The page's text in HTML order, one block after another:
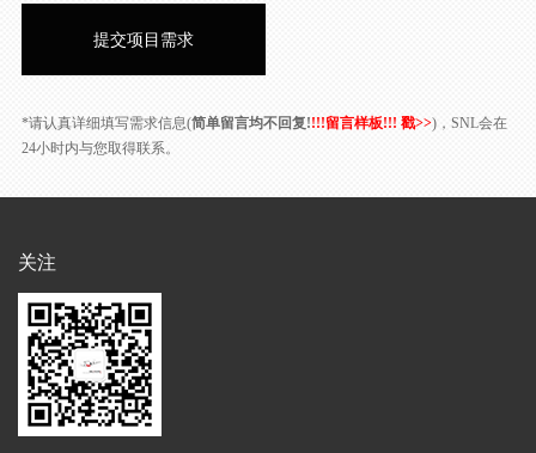
*请认真详细填写需求信息(简单留言均不回复!!!!留言样板!!! 戳>>)，SNL会在
24小时内与您取得联系。
关注